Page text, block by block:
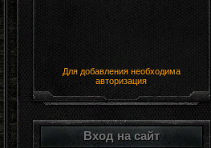
Для добавления необходима
авторизация
Вход на сайт